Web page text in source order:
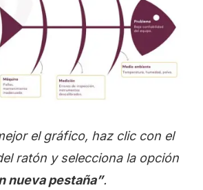
el gráfico, haz clic con el
ratón y selecciona la opción
nueva pestaña”.